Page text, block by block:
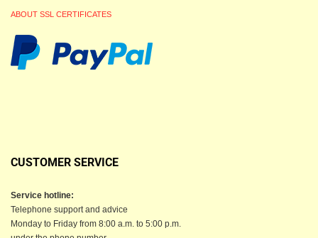
ABOUT SSL CERTIFICATES
CUSTOMER SERVICE
Service hotline:
Telephone support and advice
Monday to Friday from 8:00 a.m. to 5:00 p.m.